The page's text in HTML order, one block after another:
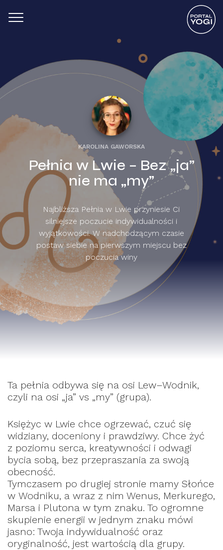
KAROLINA GAWORSKA
Pełnia w Lwie – Bez „ja”
nie ma „my”
Najbliższa Pełnia w Lwie przyniesie Ci
silniejsze poczucie indywidualności i
wyjątkowości. W nadchodzącym czasie
postaw siebie na pierwszym miejscu bez
poczucia winy
Ta pełnia odbywa się na osi Lew–Wodnik,
czyli na osi „ja” vs „my” (grupa).
Księżyc w Lwie chce ogrzewać, czuć się
widziany, doceniony i prawdziwy. Chce żyć
z poziomu serca, kreatywności i odwagi
bycia sobą, bez przepraszania za swoją
obecność.
Tymczasem po drugiej stronie mamy Słońce
w Wodniku, a wraz z nim Wenus, Merkurego,
Marsa i Plutona w tym znaku. To ogromne
skupienie energii w jednym znaku mówi
jasno: Twoja indywidualność oraz
oryginalność, jest wartością dla grupy.